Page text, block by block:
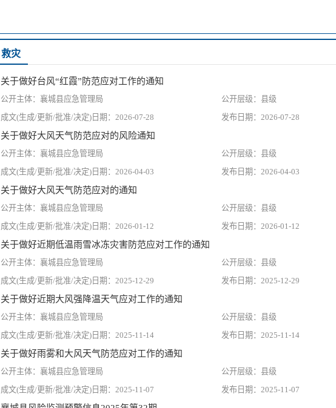
救灾
关于做好台风“红霞”防范应对工作的通知
襄城县应急管理局
县级
2026-07-28
2026-07-28
关于做好大风天气防范应对的风险通知
襄城县应急管理局
县级
2026-04-03
2026-04-03
关于做好大风天气防范应对的通知
襄城县应急管理局
县级
2026-01-12
2026-01-12
关于做好近期低温雨雪冰冻灾害防范应对工作的通知
襄城县应急管理局
县级
2025-12-29
2025-12-29
关于做好近期大风强降温天气应对工作的通知
襄城县应急管理局
县级
2025-11-14
2025-11-14
关于做好雨雾和大风天气防范应对工作的通知
襄城县应急管理局
县级
2025-11-07
2025-11-07